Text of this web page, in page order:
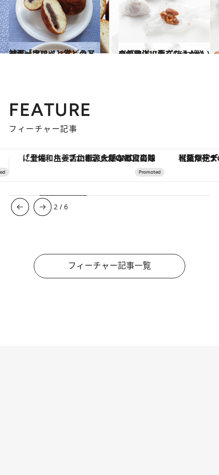
2012.10.28
神戸「フロイン堂」のアンドーナッツとぶどうドーナッツ
グルメ 2012.10.17
小気味よい歯ごたえがやみつきに！粟玄(あわげん)の『和洋』
グルメ
FEATURE
フィーチャー記事
【夏限定ディナーコース】旬を迎える稚鮎や花ズッキーニなどをイタリア・トスカーナの郷土料理の手法で満喫！
3 /6
フィーチャー記事一覧